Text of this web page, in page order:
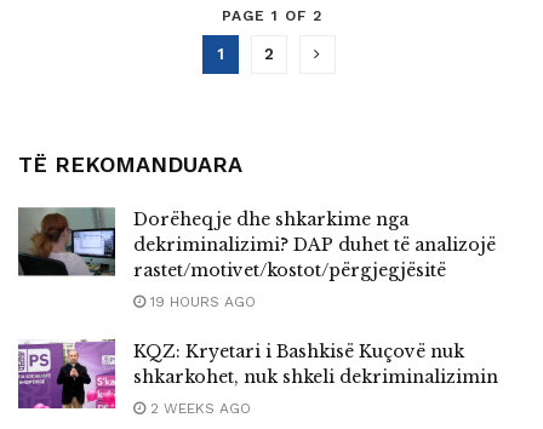
PAGE 1 OF 2
1 2
TË REKOMANDUARA
Dorëheqje dhe shkarkime nga
dekriminalizimi? DAP duhet të analizojë
rastet/motivet/kostot/përgjegjësitë
19 HOURS AGO
KQZ: Kryetari i Bashkisë Kuçovë nuk
shkarkohet, nuk shkeli dekriminalizimin
2 WEEKS AGO